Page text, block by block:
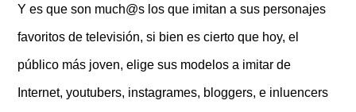
Y es que son much@s los que imitan a sus personajes
favoritos de televisión, si bien es cierto que hoy, el
público más joven, elige sus modelos a imitar de
Internet, youtubers, instagrames, bloggers, e inluencers